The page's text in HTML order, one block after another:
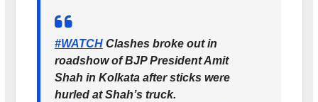
#WATCHClashes broke out in
roadshow of BJP President Amit
Shah in Kolkata after sticks were
hurled at Shah’s truck.